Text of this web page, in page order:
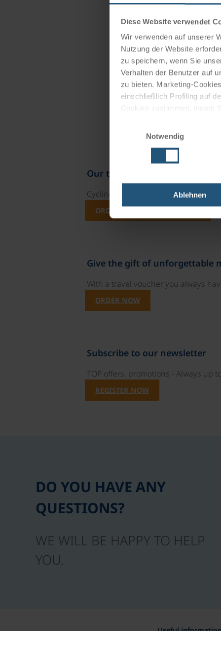
Diese Website verwendet
Wir verwenden auf unserer
Nutzung der Website
zu speichern, wenn Sie
Verhalten der Benutzer auf
zu bieten. Marketing-
einschließlich Profiling auf
Impressum Datenschutz
Notwendig
Ablehnen
Our travel catalogues
Cycling holidays, cruises and cycle
ORDER NOW FREE OF CHARGE
Give the gift of unforgettable
With a travel voucher you always
ORDER NOW
Subscribe to our newsletter
TOP offers, promotions - Always up
REGISTER NOW
DO YOU HAVE ANY
QUESTIONS?
WE WILL BE HAPPY TO HELP
YOU.
Useful